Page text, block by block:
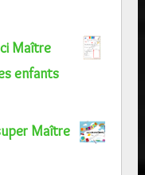
Maître
enfants
Maître